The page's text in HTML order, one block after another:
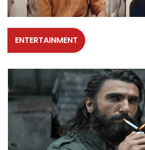
ENTERTAINMENT